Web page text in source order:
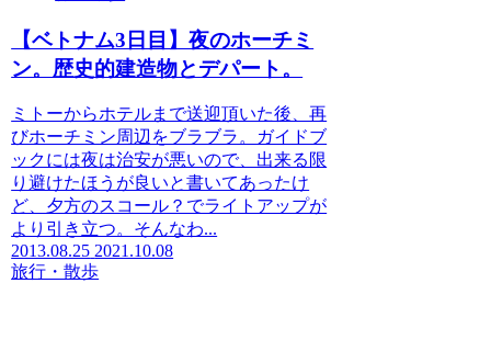
【ベトナム3日目】夜のホーチミ
ン。歴史的建造物とデパート。
ミトーからホテルまで送迎頂いた後、再
びホーチミン周辺をブラブラ。ガイドブ
ックには夜は治安が悪いので、出来る限
り避けたほうが良いと書いてあったけ
ど、夕方のスコール？でライトアップが
より引き立つ。そんなわ...
2013.08.25 2021.10.08
旅行・散歩